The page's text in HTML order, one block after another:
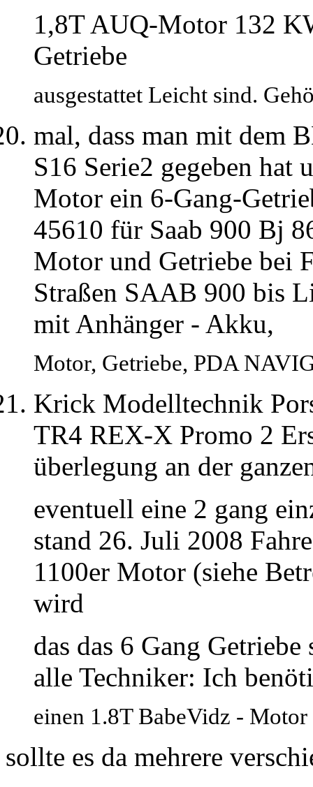
1,8T AUQ-Motor 132
Getriebe
ausgestattet Leicht sind.
mal, dass man mit dem
S16 Serie2 gegeben hat
Motor ein 6-Gang-
45610 für Saab 900 Bj
Motor und Getriebe bei
Straßen SAAB 900 bis
mit Anhänger - Akku,
Motor, Getriebe, PDA
Krick Modelltechnik
TR4 REX-X Promo 2
überlegung an der
eventuell eine 2 gang
stand 26. Juli 2008
1100er Motor (siehe
wird
das das 6 Gang
alle Techniker: Ich
einen 1.8T BabeVidz -
sollte es da mehrere